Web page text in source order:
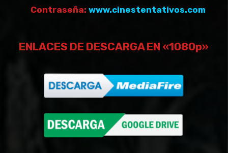
Contraseña: www.cinestentativos.com
ENLACES DE DESCARGA EN «1080p»